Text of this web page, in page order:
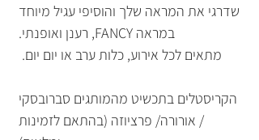
שדרגי את המראה שלך והוסיפי עגיל מיוחד
במראה FANCY, רענן ואופנתי.
מתאים לכל אירוע, כלות ערב או יום יום.
הקריסטלים בתכשיט מהמותגים סברובסקי
/ אורורה/ פרציוזה (בהתאם לזמינות